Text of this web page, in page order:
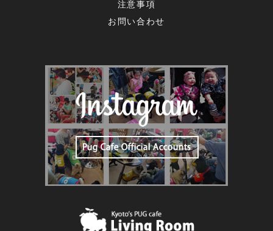
注意事項
お問い合わせ